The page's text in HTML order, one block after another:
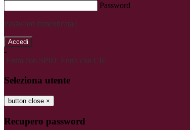
Password
Password dimenticata?
-
Entra con SPID Entra con CIE
Seleziona utente
button close ×
Recupero password